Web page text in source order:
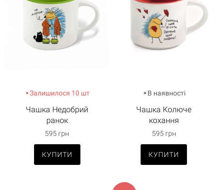
Залишилося 10 шт
Чашка Недобрий
ранок
595 грн
КУПИТИ
В наявності
Чашка Колюче
кохання
595 грн
КУПИТИ